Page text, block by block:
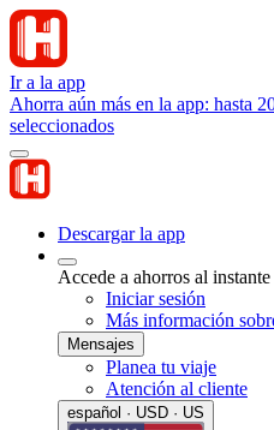
Ir a la app
Ahorra aún más en la app: hasta
seleccionados
Descargar la app
Accede a ahorros al
Iniciar sesión
Más información
Mensajes
Planea tu viaje
Atención al cliente
español · USD · US